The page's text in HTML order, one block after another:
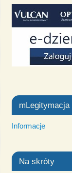
mLegitymacja
Informacje
Na skróty